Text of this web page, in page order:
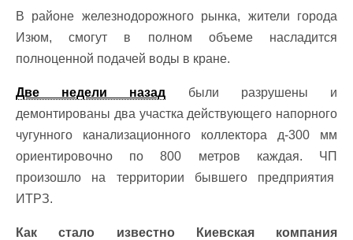
В районе железнодорожного рынка, жители города
Изюм, смогут в полном объеме насладится
полноценной подачей воды в кране.
Две недели назад были разрушены и
демонтированы два участка действующего напорного
чугунного канализационного коллектора д-300 мм
ориентировочно по 800 метров каждая. ЧП
произошло на территории бывшего предприятия
ИТРЗ.
Как стало известно Киевская компания